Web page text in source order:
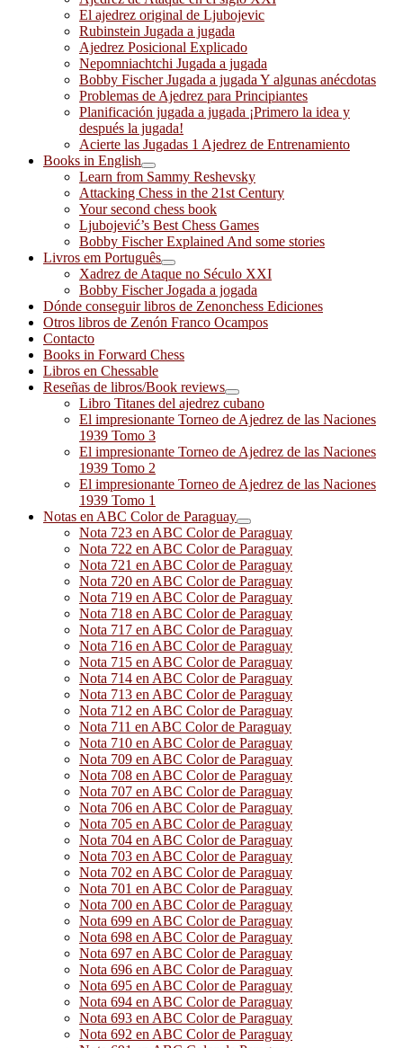
El ajedrez original de Ljubojevic
Rubinstein Jugada a jugada
Ajedrez Posicional Explicado
Nepomniachtchi Jugada a jugada
Bobby Fischer Jugada a jugada Y algunas anécdotas
Problemas de Ajedrez para Principiantes
Planificación jugada a jugada ¡Primero la idea y
después la jugada!
Acierte las Jugadas 1 Ajedrez de Entrenamiento
Books in English
Learn from Sammy Reshevsky
Attacking Chess in the 21st Century
Your second chess book
Ljubojević’s Best Chess Games
Bobby Fischer Explained And some stories
Livros em Português
Xadrez de Ataque no Século XXI
Bobby Fischer Jogada a jogada
Dónde conseguir libros de Zenonchess Ediciones
Otros libros de Zenón Franco Ocampos
Contacto
Books in Forward Chess
Libros en Chessable
Reseñas de libros/Book reviews
Libro Titanes del ajedrez cubano
El impresionante Torneo de Ajedrez de las Naciones
1939 Tomo 3
El impresionante Torneo de Ajedrez de las Naciones
1939 Tomo 2
El impresionante Torneo de Ajedrez de las Naciones
1939 Tomo 1
Notas en ABC Color de Paraguay
Nota 723 en ABC Color de Paraguay
Nota 722 en ABC Color de Paraguay
Nota 721 en ABC Color de Paraguay
Nota 720 en ABC Color de Paraguay
Nota 719 en ABC Color de Paraguay
Nota 718 en ABC Color de Paraguay
Nota 717 en ABC Color de Paraguay
Nota 716 en ABC Color de Paraguay
Nota 715 en ABC Color de Paraguay
Nota 714 en ABC Color de Paraguay
Nota 713 en ABC Color de Paraguay
Nota 712 en ABC Color de Paraguay
Nota 711 en ABC Color de Paraguay
Nota 710 en ABC Color de Paraguay
Nota 709 en ABC Color de Paraguay
Nota 708 en ABC Color de Paraguay
Nota 707 en ABC Color de Paraguay
Nota 706 en ABC Color de Paraguay
Nota 705 en ABC Color de Paraguay
Nota 704 en ABC Color de Paraguay
Nota 703 en ABC Color de Paraguay
Nota 702 en ABC Color de Paraguay
Nota 701 en ABC Color de Paraguay
Nota 700 en ABC Color de Paraguay
Nota 699 en ABC Color de Paraguay
Nota 698 en ABC Color de Paraguay
Nota 697 en ABC Color de Paraguay
Nota 696 en ABC Color de Paraguay
Nota 695 en ABC Color de Paraguay
Nota 694 en ABC Color de Paraguay
Nota 693 en ABC Color de Paraguay
Nota 692 en ABC Color de Paraguay